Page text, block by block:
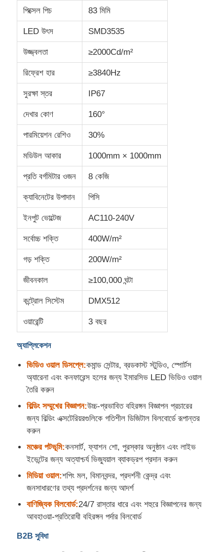
পিক্সেল পিচ 83 মিমি
LED উৎস SMD3535
উজ্জ্বলতা ≥2000Cd/m²
রিফ্রেশ হার ≥3840Hz
সুরক্ষা স্তর IP67
দেখার কোণ 160°
পারমিয়েশন রেশিও 30%
মডিউল আকার 1000mm × 1000mm
প্রতি বর্গমিটার ওজন 8 কেজি
ক্যাবিনেটের উপাদান পিসি
ইনপুট ভোল্টেজ AC110-240V
সর্বোচ্চ শক্তি 400W/m²
গড় শক্তি 200W/m²
জীবনকাল ≥100,000 ঘন্টা
কন্ট্রোল সিস্টেম DMX512
ওয়ারেন্টি 3 বছর
অ্যাপ্লিকেশন
ভিডিও ওয়াল ডিসপ্লে:কমান্ড সেন্টার, ব্রডকাস্ট স্টুডিও, স্পোর্টস
অ্যারেনা এবং কনফারেন্স হলের জন্য ইমারসিভ LED ভিডিও ওয়াল
তৈরি করুন
বিল্ডিং সম্মুখের বিজ্ঞাপন:উচ্চ-প্রভাবিত বহিরঙ্গন বিজ্ঞাপন প্রচারের
জন্য বিল্ডিং এক্সটেরিয়রগুলিকে গতিশীল ডিজিটাল বিলবোর্ডে রূপান্তর
করুন
মঞ্চের পটভূমি:কনসার্ট, ফ্যাশন শো, পুরস্কার অনুষ্ঠান এবং লাইভ
ইভেন্টের জন্য অত্যাশ্চর্য ভিজ্যুয়াল ব্যাকড্রপ প্রদান করুন
মিডিয়া ওয়াল:শপিং মল, বিমানবন্দর, প্রদর্শনী কেন্দ্র এবং
জনসাধারণের তথ্য প্রদর্শনের জন্য আদর্শ
বাণিজ্যিক বিলবোর্ড:24/7 রাস্তার ধারে এবং শহুরে বিজ্ঞাপনের জন্য
আবহাওয়া-প্রতিরোধী বহিরঙ্গন পর্দার বিলবোর্ড
B2B সুবিধা